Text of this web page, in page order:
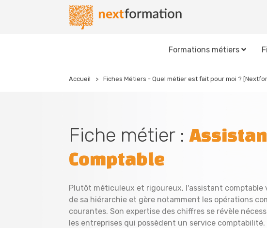
Formations métiers
Nextformation
Accueil Fiches Métiers - Quel métier est fait pour moi ?
Fiche métier :
Comptable
Plutôt méticuleux et rigoureux, l'assistant comptable
de sa hiérarchie et gère notamment les opérations
courantes. Son expertise des chiffres se révèle
les entreprises qui possèdent un service comptabilité.
Gestion des consentements